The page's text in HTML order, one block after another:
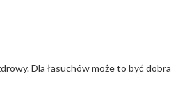
Dla łasuchów może to być dobra